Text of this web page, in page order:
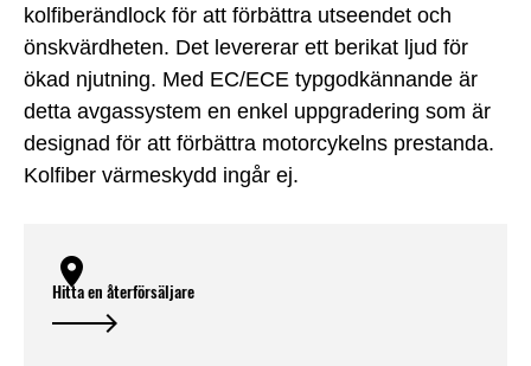
kolfiberändlock för att förbättra utseendet och
önskvärdheten. Det levererar ett berikat ljud för
ökad njutning. Med EC/ECE typgodkännande är
detta avgassystem en enkel uppgradering som är
designad för att förbättra motorcykelns prestanda.
Kolfiber värmeskydd ingår ej.
Hitta en återförsäljare